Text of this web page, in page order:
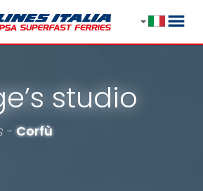
studio
- Corfù